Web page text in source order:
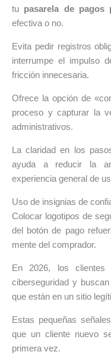
tu pasarela de pagos
efectiva o no.
Evita pedir registros
interrumpe el impulso
fricción innecesaria.
Ofrece la opción de
proceso y capturar la
administrativos.
La claridad en los
ayuda a reducir la
experiencia general de
Uso de insignias de
Colocar logotipos de
del botón de pago
mente del comprador.
En 2026, los clientes
ciberseguridad y
que están en un sitio
Estas pequeñas
que un cliente nuevo
primera vez.